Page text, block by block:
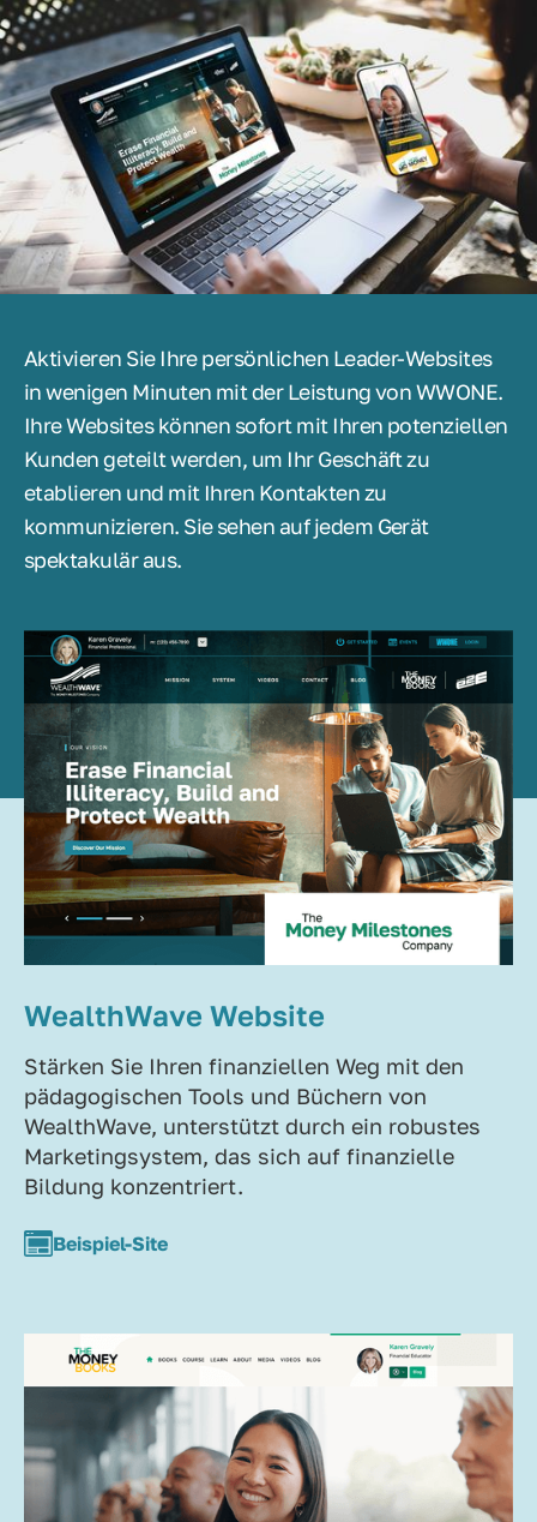
Aktivieren Sie Ihre persönlichen Leader-Websites
in wenigen Minuten mit der Leistung von WWONE.
Ihre Websites können sofort mit Ihren potenziellen
Kunden geteilt werden, um Ihr Geschäft zu
etablieren und mit Ihren Kontakten zu
kommunizieren. Sie sehen auf jedem Gerät
spektakulär aus.
WealthWave Website
Stärken Sie Ihren finanziellen Weg mit den
pädagogischen Tools und Büchern von
WealthWave, unterstützt durch ein robustes
Marketingsystem, das sich auf finanzielle
Bildung konzentriert.
Beispiel-Site